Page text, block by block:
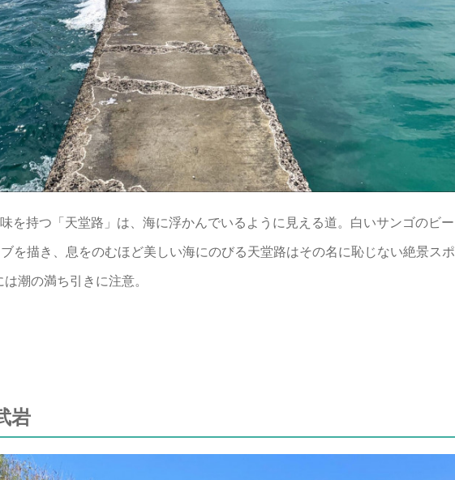
を持つ「天堂路」は、海に浮かんでいるように見える道。白いサンゴのビー
を描き、息をのむほど美しい海にのびる天堂路はその名に恥じない絶景スポ
潮の満ち引きに注意。
岩